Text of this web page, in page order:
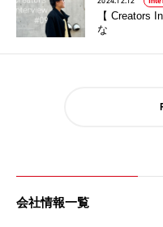
【 Creators
な
会社情報一覧